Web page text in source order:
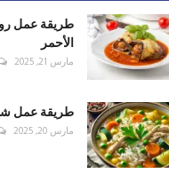
طريقة عمل
الأحمر
مارس 21, 2025
طريقة عمل
مارس 20, 2025